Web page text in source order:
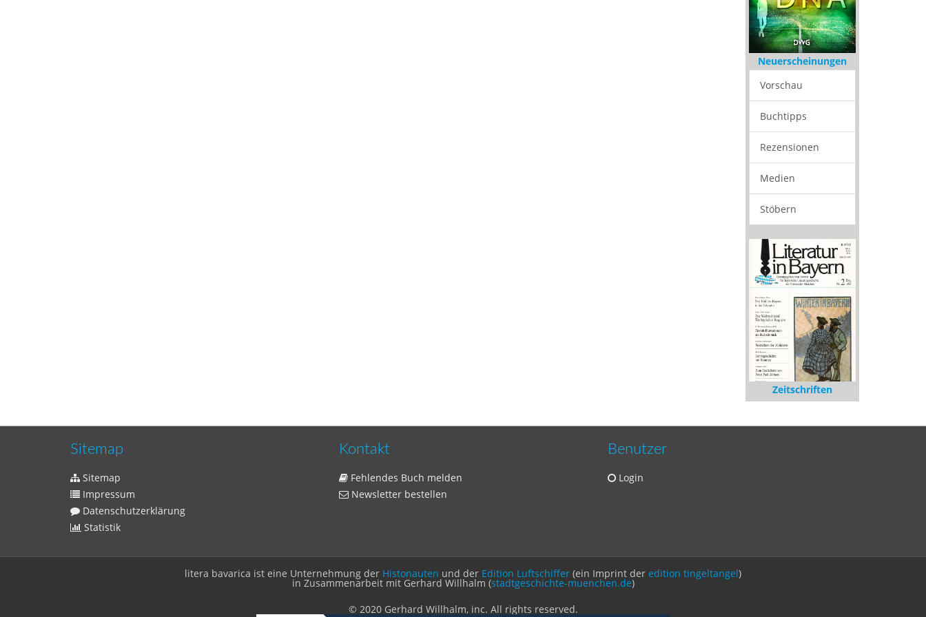
Neuerscheinungen
Vorschau
Buchtipps
Rezensionen
Medien
Stöbern
Zeitschriften
Sitemap
Sitemap
Impressum
Datenschutzerklärung
Statistik
Kontakt
Fehlendes Buch melden
Newsletter bestellen
Benutzer
Login
litera bavarica ist eine Unternehmung der Histonauten und der Edition Luftschiffer (ein Imprint der edition tingeltangel)
in Zusammenarbeit mit Gerhard Willhalm (stadtgeschichte-muenchen.de)
© 2020 Gerhard Willhalm, inc. All rights reserved.